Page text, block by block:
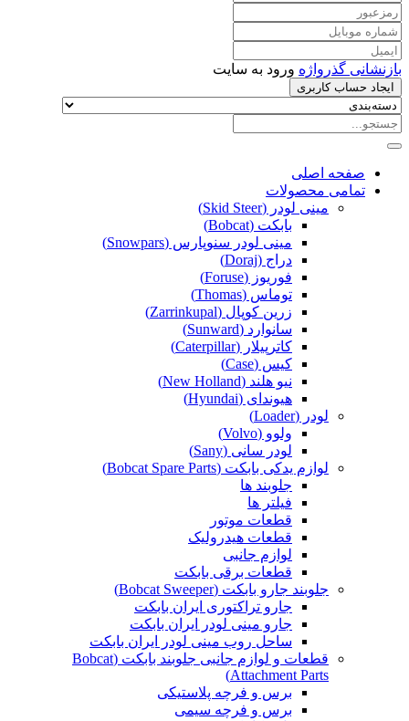
بازنشانی گذرواژه ورود به سایت
ایجاد حساب کاربری
صفحه اصلی
تمامی محصولات
مینی لودر (Skid Steer)
بابکت (Bobcat)
مینی لودر سنوپارس (Snowpars)
دراج (Doraj)
فوریوز (Foruse)
توماس (Thomas)
زرین کوپال (Zarrinkupal)
سانوارد (Sunward)
کاترپیلار (Caterpillar)
کیس (Case)
نیو هلند (New Holland)
هیوندای (Hyundai)
لودر (Loader)
ولوو (Volvo)
لودر سانی (Sany)
لوازم یدکی بابکت (Bobcat Spare Parts)
جلوبند ها
فیلتر ها
قطعات موتور
قطعات هیدرولیک
لوازم جانبی
قطعات برقی بابکت
جلوبند جارو بابکت (Bobcat Sweeper)
جارو تراکتوری ایران بابکت
جارو مینی لودر ایران بابکت
ساحل روب مینی لودر ایران بابکت
قطعات و لوازم جانبی جلوبند بابکت (Bobcat
Attachment Parts)
برس و فرچه پلاستیکی
برس و فرچه سیمی